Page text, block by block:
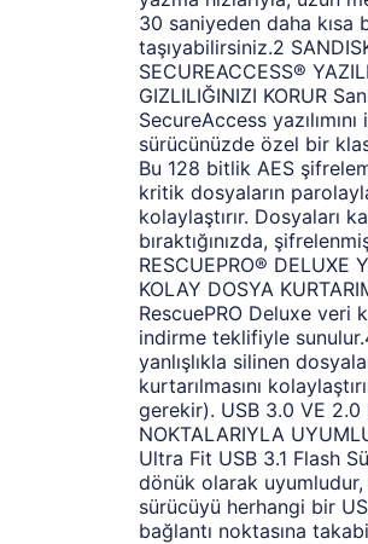
30 saniyeden daha kısa
taşıyabilirsiniz.2
SECUREACCESS®
GIZLILIĞINIZI KORUR
SecureAccess
sürücünüzde özel bir
Bu 128 bitlik AES
kritik dosyaların
kolaylaştırır. Dosyaları
bıraktığınızda,
RESCUEPRO® DELUXE
KOLAY DOSYA
RescuePRO Deluxe veri
indirme teklifiyle
yanlışlıkla silinen
kurtarılmasını
gerekir). USB 3.0 VE 2.0
NOKTALARIYLA
Ultra Fit USB 3.1 Flash
dönük olarak
sürücüyü herhangi bir
bağlantı noktasına